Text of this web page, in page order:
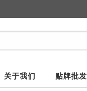
关于我们 贴牌批发